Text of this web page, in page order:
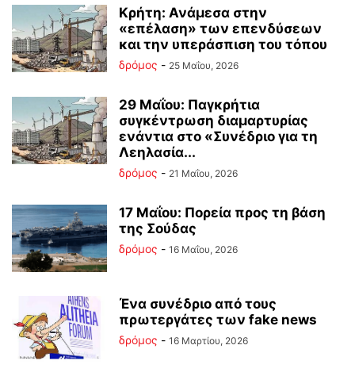
Κρήτη: Ανάμεσα στην
«επέλαση» των επενδύσεων
και την υπεράσπιση του τόπου
δρόμος - 25 Μαΐου, 2026
29 Μαΐου: Παγκρήτια
συγκέντρωση διαμαρτυρίας
ενάντια στο «Συνέδριο για τη
Λεηλασία...
δρόμος - 21 Μαΐου, 2026
17 Μαΐου: Πορεία προς τη βάση
της Σούδας
δρόμος - 16 Μαΐου, 2026
Ένα συνέδριο από τους
πρωτεργάτες των fake news
δρόμος - 16 Μαρτίου, 2026